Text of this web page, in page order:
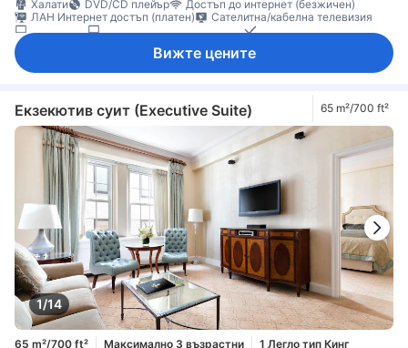
Халати DVD/CD плейър
Достъп до интернет (безжичен)
ЛАН Интернет достъп (платен)
Сателитна/кабелна телевизия
Телевизор
Телевизор с плосък екран
Телефон
Плътни завеси Спално бельо
Бебешко креватче (при запитване)
домашни любимци се допускат в стаята
Непушачи
Сейф в стаята
Вижте цените
Екзекютив суит (Executive Suite) 65 m²/700 ft²
1/14
65 m²/700 ft² Максимално 3 възрастни
1 Легло тип Кинг